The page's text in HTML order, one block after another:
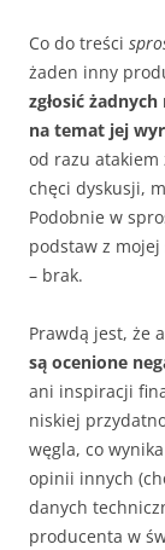
Co do treści
żaden inny
zgłosić
na temat jej
od razu atakiem
chęci dyskusji,
Podobnie w
podstaw z
– brak.
Prawdą jest, że
są ocenione
ani inspiracji
niskiej
węgla, co
opinii innych
danych
producenta w